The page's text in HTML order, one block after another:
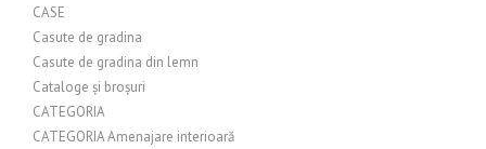
CASE
Casute de gradina
Casute de gradina din lemn
Cataloge și broșuri
CATEGORIA
CATEGORIA Amenajare interioară